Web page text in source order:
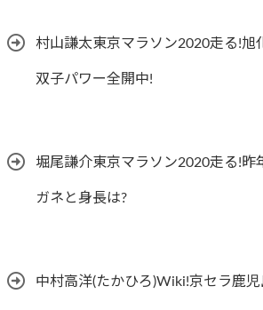
村山謙太東京マラソン2020走る!旭
双子パワー全開中!
堀尾謙介東京マラソン2020走る!昨
ガネと身長は?
中村高洋(たかひろ)Wiki!京セラ鹿